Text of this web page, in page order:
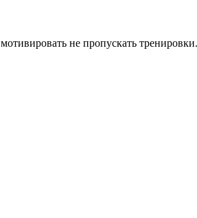
не пропускать тренировки.